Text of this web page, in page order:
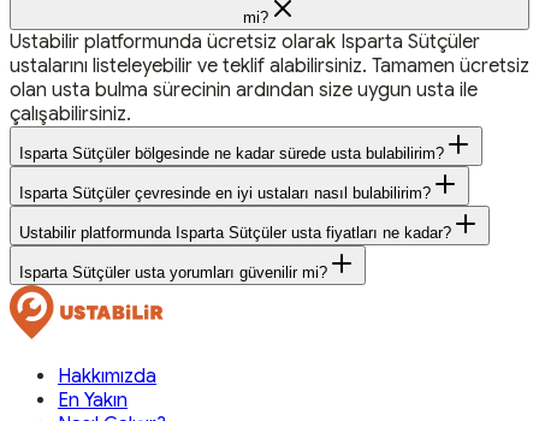
mi?
Ustabilir platformunda ücretsiz olarak Isparta Sütçüler
ustalarını listeleyebilir ve teklif alabilirsiniz. Tamamen ücretsiz
olan usta bulma sürecinin ardından size uygun usta ile
çalışabilirsiniz.
Isparta Sütçüler bölgesinde ne kadar sürede usta bulabilirim?
Isparta Sütçüler çevresinde en iyi ustaları nasıl bulabilirim?
Ustabilir platformunda Isparta Sütçüler usta fiyatları ne kadar?
Isparta Sütçüler usta yorumları güvenilir mi?
Hakkımızda
En Yakın